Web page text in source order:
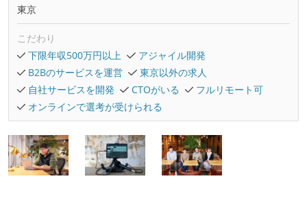
東京
こだわり
下限年収500万円以上
アジャイル開発
B2Bのサービスを運営
東京以外の求人
自社サービスを開発
CTOがいる
フルリモート可
オンラインで選考が受けられる